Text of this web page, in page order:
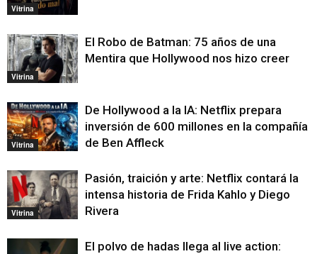
Vitrina
Vitrina
El Robo de Batman: 75 años de una
Mentira que Hollywood nos hizo creer
Vitrina
De Hollywood a la IA: Netflix prepara
inversión de 600 millones en la compañía
de Ben Affleck
Vitrina
Pasión, traición y arte: Netflix contará la
intensa historia de Frida Kahlo y Diego
Rivera
El polvo de hadas llega al live action: